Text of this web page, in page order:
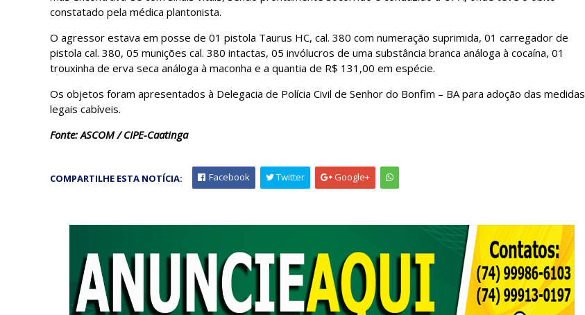
constatado pela médica plantonista.
O agressor estava em posse de 01 pistola Taurus HC, cal. 380 com numeração suprimida, 01 carregador de
pistola cal. 380, 05 munições cal. 380 intactas, 05 invólucros de uma substância branca análoga à cocaína, 01
trouxinha de erva seca análoga à maconha e a quantia de R$ 131,00 em espécie.
Os objetos foram apresentados à Delegacia de Polícia Civil de Senhor do Bonfim – BA para adoção das medidas
legais cabíveis.
Fonte: ASCOM / CIPE-Caatinga
COMPARTILHE ESTA NOTÍCIA: Facebook Twitter Google+